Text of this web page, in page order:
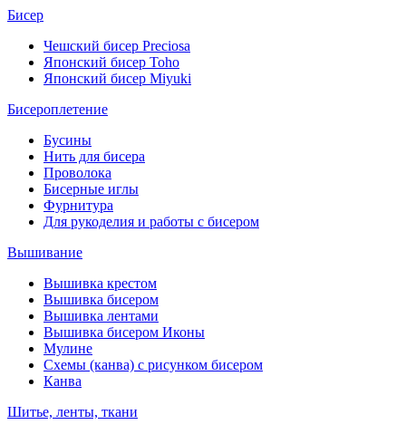
Бисер
Чешский бисер Preciosa
Японский бисер Toho
Японский бисер Miyuki
Бисероплетение
Бусины
Нить для бисера
Проволока
Бисерные иглы
Фурнитура
Для рукоделия и работы с бисером
Вышивание
Вышивка крестом
Вышивка бисером
Вышивка лентами
Вышивка бисером Иконы
Мулине
Схемы (канва) с рисунком бисером
Канва
Шитье, ленты, ткани